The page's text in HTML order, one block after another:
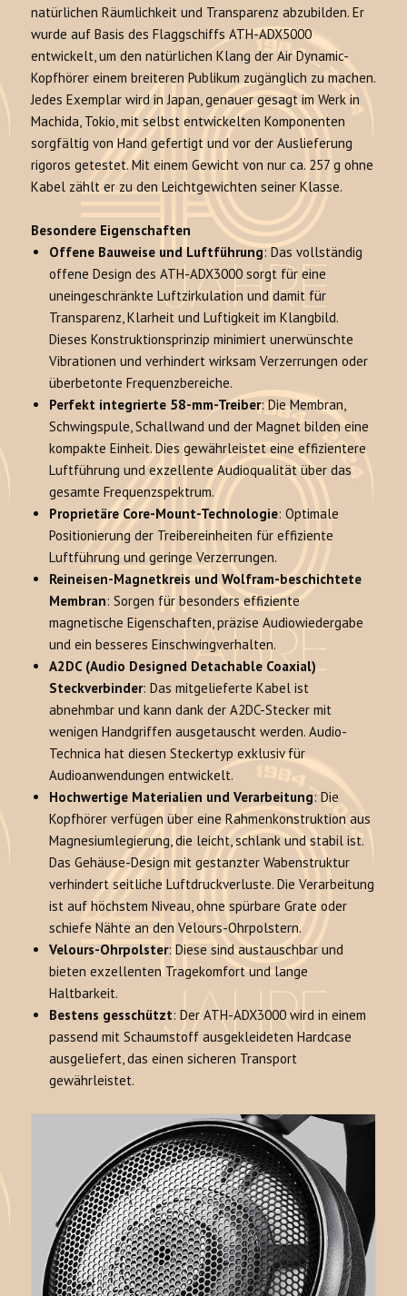
natürlichen Räumlichkeit und Transparenz abzubilden. Er
wurde auf Basis des Flaggschiffs ATH-ADX5000
entwickelt, um den natürlichen Klang der Air Dynamic-
Kopfhörer einem breiteren Publikum zugänglich zu machen.
Jedes Exemplar wird in Japan, genauer gesagt im Werk in
Machida, Tokio, mit selbst entwickelten Komponenten
sorgfältig von Hand gefertigt und vor der Auslieferung
rigoros getestet. Mit einem Gewicht von nur ca. 257 g ohne
Kabel zählt er zu den Leichtgewichten seiner Klasse.
Besondere Eigenschaften
Offene Bauweise und Luftführung: Das vollständig
offene Design des ATH-ADX3000 sorgt für eine
uneingeschränkte Luftzirkulation und damit für
Transparenz, Klarheit und Luftigkeit im Klangbild.
Dieses Konstruktionsprinzip minimiert unerwünschte
Vibrationen und verhindert wirksam Verzerrungen oder
überbetonte Frequenzbereiche.
Perfekt integrierte 58-mm-Treiber: Die Membran,
Schwingspule, Schallwand und der Magnet bilden eine
kompakte Einheit.Dies gewährleistet eine effizientere
Luftführung und exzellente Audioqualität über das
gesamte Frequenzspektrum.
Proprietäre Core-Mount-Technologie: Optimale
Positionierung der Treibereinheiten für effiziente
Luftführung und geringe Verzerrungen.
Reineisen-Magnetkreis und Wolfram-beschichtete
Membran: Sorgen für besonders effiziente
magnetische Eigenschaften, präzise Audiowiedergabe
und ein besseres Einschwingverhalten.
A2DC (Audio Designed Detachable Coaxial)
Steckverbinder: Das mitgelieferte Kabel ist
abnehmbar und kann dank der A2DC-Stecker mit
wenigen Handgriffen ausgetauscht werden. Audio-
Technica hat diesen Steckertyp exklusiv für
Audioanwendungen entwickelt.
Hochwertige Materialien und Verarbeitung: Die
Kopfhörer verfügen über eine Rahmenkonstruktion aus
Magnesiumlegierung, die leicht, schlank und stabil ist.
Das Gehäuse-Design mit gestanzter Wabenstruktur
verhindert seitliche Luftdruckverluste. Die Verarbeitung
ist auf höchstem Niveau, ohne spürbare Grate oder
schiefe Nähte an den Velours-Ohrpolstern.
Velours-Ohrpolster: Diese sind austauschbar und
bieten exzellenten Tragekomfort und lange
Haltbarkeit.
Bestens gesschützt: Der ATH-ADX3000 wird in einem
passend mit Schaumstoff ausgekleideten Hardcase
ausgeliefert, das einen sicheren Transport
gewährleistet.